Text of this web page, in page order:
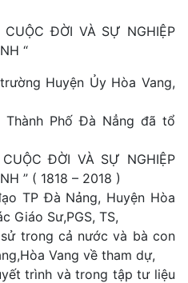
CUỘC ĐỜI VÀ SỰ NGHIỆP
“
Huyện Ủy Hòa Vang,
Phố Đà Nẳng đã tổ
ĐỜI VÀ SỰ NGHIỆP
” ( 1818 – 2018 )
TP Đà Nảng, Huyện Hòa
Giáo Sư,PGS, TS,
trong cả nước và bà con
Vang về tham dự,
trình và trong tập tư liệu